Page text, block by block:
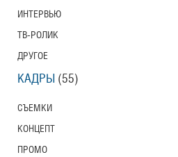
ИНТЕРВЬЮ
ТВ-РОЛИК
ДРУГОЕ
КАДРЫ (55)
СЪЕМКИ
КОНЦЕПТ
ПРОМО